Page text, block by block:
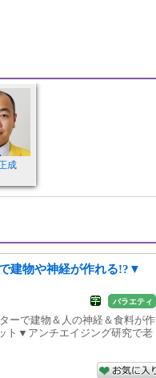
成
建物や神経が作れる!?▼
バラエティ
ーで建物＆人の神経＆食料が作
ト▼アンチエイジング研究で老